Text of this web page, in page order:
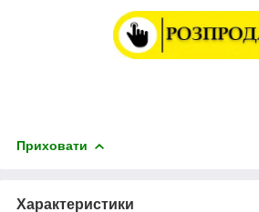
Приховати
Характеристики